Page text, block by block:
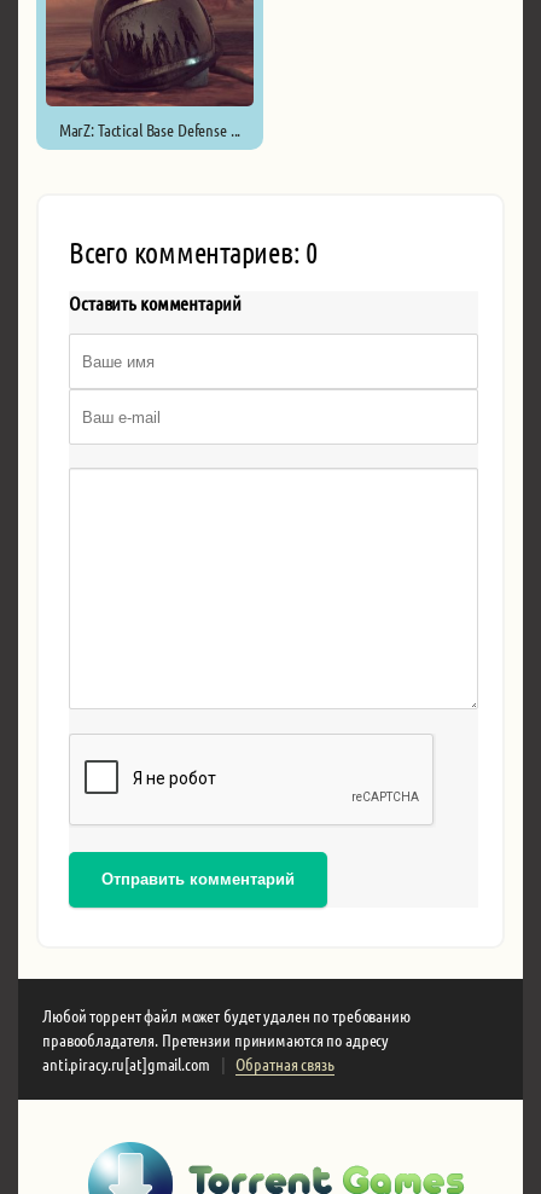
MarZ: Tactical Base Defense ...
Всего комментариев: 0
Оставить комментарий
Отправить комментарий
Любой торрент файл может будет удален по требованию
правообладателя. Претензии принимаются по адресу
anti.piracy.ru[at]gmail.com
| Обратная связь